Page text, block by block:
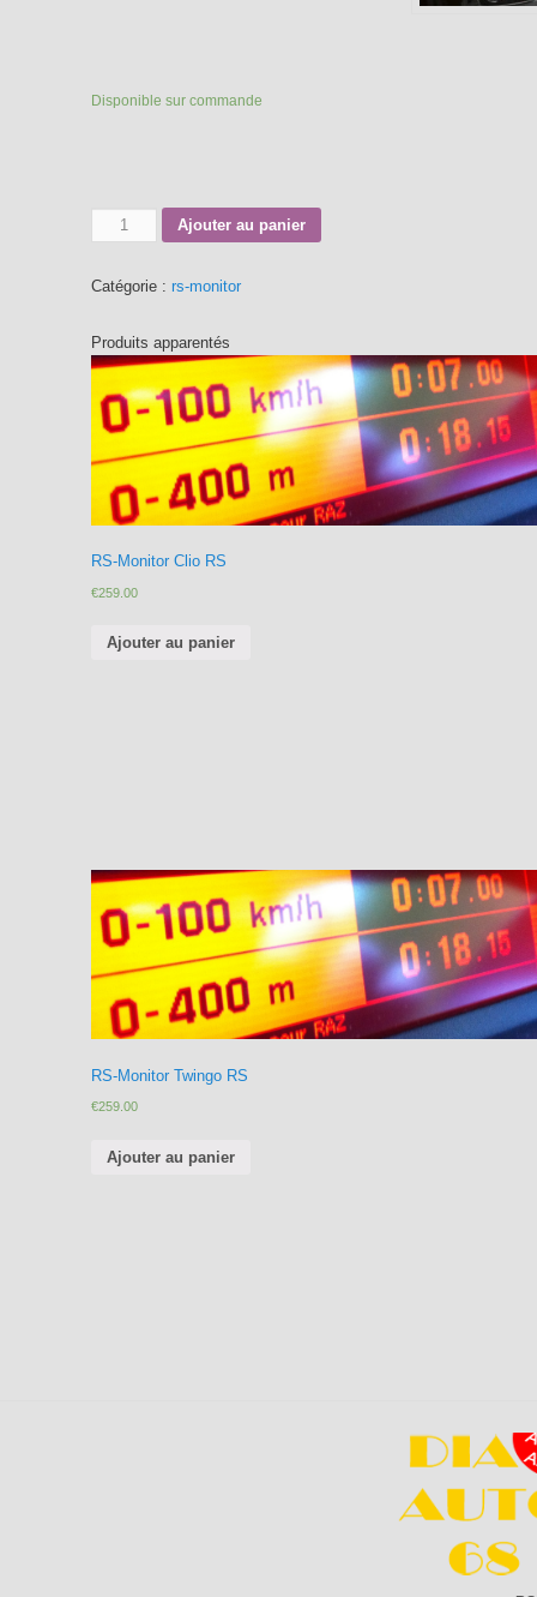
Disponible sur commande
Quantité Ajouter au panier
Catégorie : rs-monitor
Produits apparentés
RS-Monitor Clio RS
€259.00
Ajouter au panier
RS-Monitor Twingo RS
€259.00
Ajouter au panier